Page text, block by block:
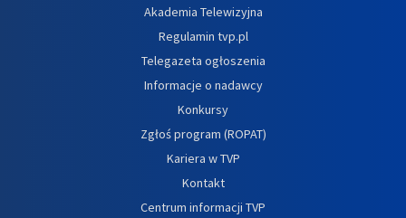
Akademia Telewizyjna
Regulamin tvp.pl
Telegazeta ogłoszenia
Informacje o nadawcy
Konkursy
Zgłoś program (ROPAT)
Kariera w TVP
Kontakt
Centrum informacji TVP